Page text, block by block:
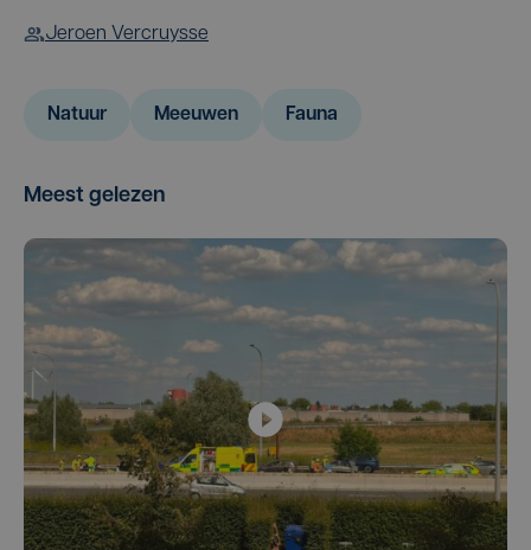
Jeroen Vercruysse
Natuur Meeuwen Fauna
Meest gelezen